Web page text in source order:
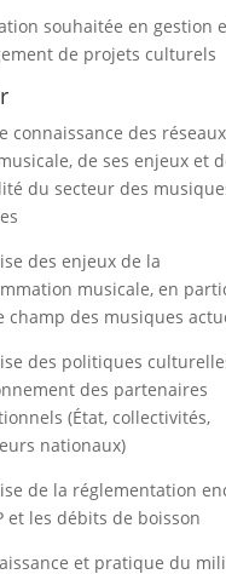
souhaitée en gestion
de projets culturels
connaissance des
de ses enjeux et
du secteur des
des enjeux de la
musicale, en
champ des musiques
des politiques
des partenaires
(État, collectivités,
nationaux)
de la réglementation
et les débits de boisson
et pratique du